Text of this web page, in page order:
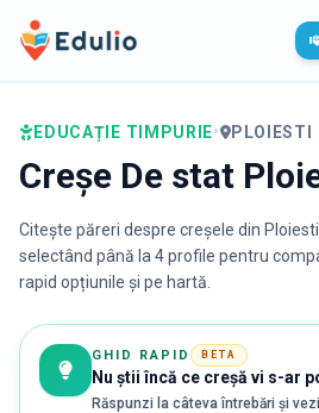
Edulio
EDUCAȚIE TIMPURIE• PLOIESTI
Creșe De stat
Citește păreri despre creșele din Ploiesti
selectând până la 4 profile pentru
rapid opțiunile și pe hartă.
GHID RAPID BETA
Nu știi încă ce creșă vi s-ar
Răspunzi la câteva întrebări și